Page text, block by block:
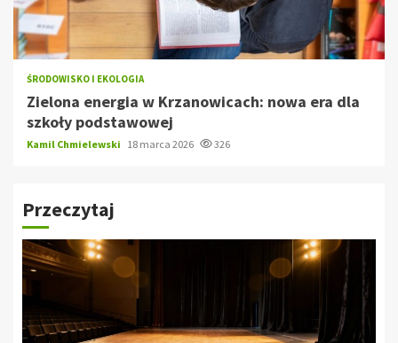
ŚRODOWISKO I EKOLOGIA
Zielona energia w Krzanowicach: nowa era dla
szkoły podstawowej
Kamil Chmielewski 18 marca 2026 326
Przeczytaj